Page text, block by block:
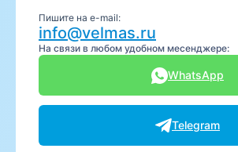
Пишите на e-mail:
info@velmas.ru
На связи в любом удобном месенджере:
WhatsApp
Telegram